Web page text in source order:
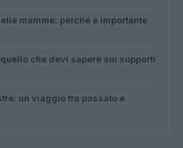
mamme: perché è importante
che devi sapere sui supporti
un viaggio tra passato e